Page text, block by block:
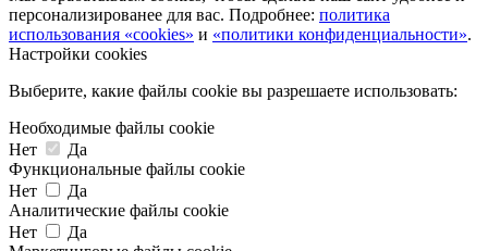
персонализированее для вас. Подробнее: политика
использования «cookies» и «политики конфиденциальности».
Настройки cookies
Выберите, какие файлы cookie вы разрешаете использовать:
Необходимые файлы cookie
Нет
Да
Функциональные файлы cookie
Нет
Да
Аналитические файлы cookie
Нет
Да